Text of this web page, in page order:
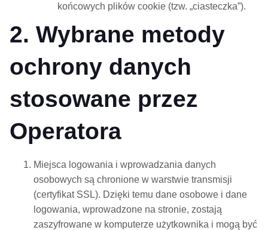
końcowych plików cookie (tzw. „ciasteczka”).
2. Wybrane metody
ochrony danych
stosowane przez
Operatora
Miejsca logowania i wprowadzania danych
osobowych są chronione w warstwie transmisji
(certyfikat SSL). Dzięki temu dane osobowe i dane
logowania, wprowadzone na stronie, zostają
zaszyfrowane w komputerze użytkownika i mogą być